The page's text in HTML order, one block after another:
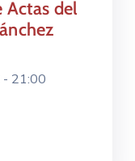
Actas del
- 21:00